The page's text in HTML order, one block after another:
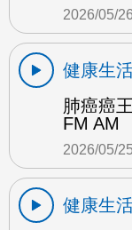
2026/05/26
健康生
肺癌癌
FM AM
2026/05/25
健康生